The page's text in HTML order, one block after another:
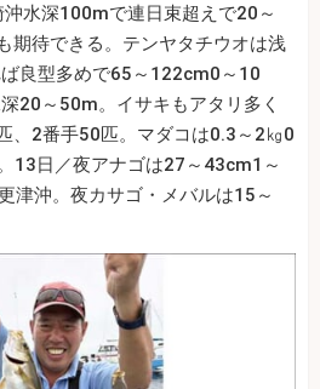
水深100mで連日束超えで20～
期待できる。テンヤタチウオは浅
良型多めで65～122cm0～10
20～50m。イサキもアタリ多く
、2番手50匹。マダコは0.3～2㎏0
13日／夜アナゴは27～43cm1～
津沖。夜カサゴ・メバルは15～